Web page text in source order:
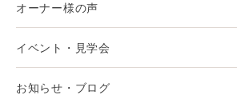
オーナー様の声
イベント・見学会
お知らせ・ブログ